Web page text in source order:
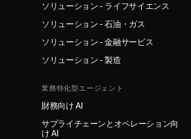
ソリューション - ライフサイエンス
ソリューション - 石油・ガス
ソリューション - 金融サービス
ソリューション - 製造
業務特化型エージェント
財務向け AI
サプライチェーンとオペレーション向
け AI